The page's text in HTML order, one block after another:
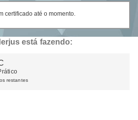
certificado até o momento.
está fazendo:
restantes